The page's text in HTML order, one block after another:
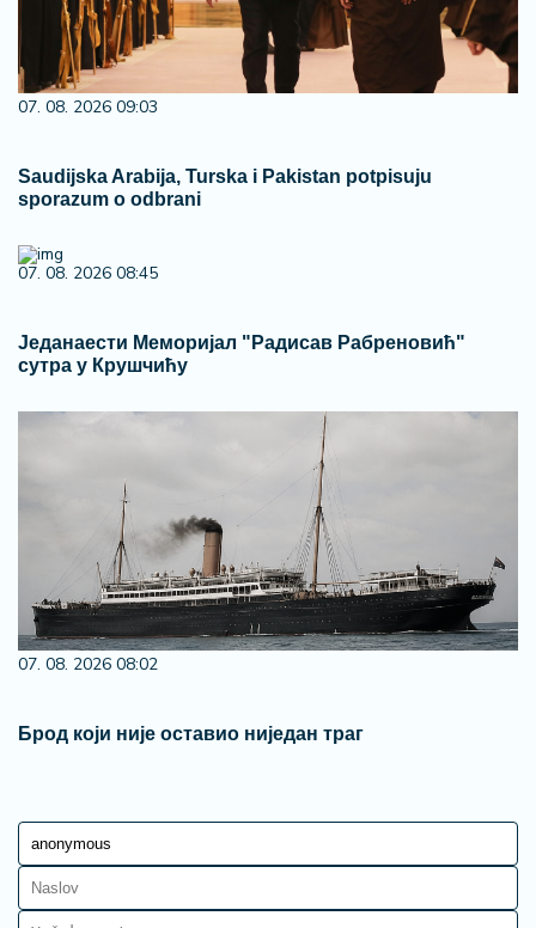
07. 08. 2026 09:03
Saudijska Arabija, Turska i Pakistan potpisuju
sporazum o odbrani
07. 08. 2026 08:45
Једанаести Меморијал "Радисав Рабреновић"
сутра у Крушчићу
07. 08. 2026 08:02
Брод који није оставио ниједан траг